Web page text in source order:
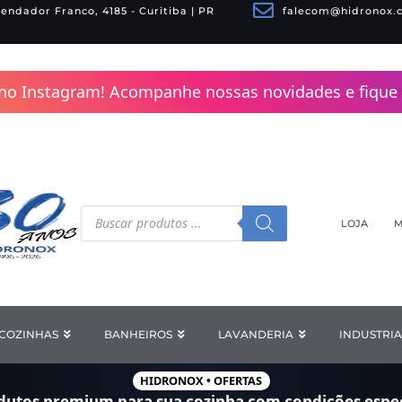
Franco, 4185 - Curitiba | PR
Instagram! Acompanhe nossas novidades e
Pesquisar
produtos LOJA
Open COZINHAS
BANHEIROS Open BANHEIROS
LAVANDERIA Open
HIDRONOX • OFERTAS